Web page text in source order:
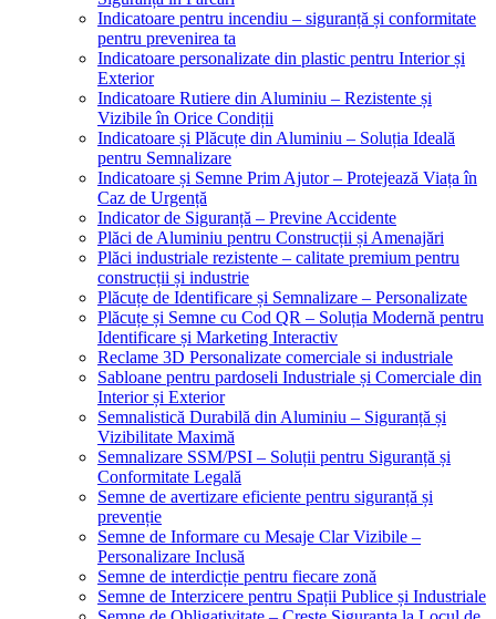
Indicatoare pentru incendiu – siguranță și conformitate
pentru prevenirea ta
Indicatoare personalizate din plastic pentru Interior și
Exterior
Indicatoare Rutiere din Aluminiu – Rezistente și
Vizibile în Orice Condiții
Indicatoare și Plăcuțe din Aluminiu – Soluția Ideală
pentru Semnalizare
Indicatoare și Semne Prim Ajutor – Protejează Viața în
Caz de Urgență
Indicator de Siguranță – Previne Accidente
Plăci de Aluminiu pentru Construcții și Amenajări
Plăci industriale rezistente – calitate premium pentru
construcții și industrie
Plăcuțe de Identificare și Semnalizare – Personalizate
Plăcuțe și Semne cu Cod QR – Soluția Modernă pentru
Identificare și Marketing Interactiv
Reclame 3D Personalizate comerciale si industriale
Sabloane pentru pardoseli Industriale și Comerciale din
Interior și Exterior
Semnalistică Durabilă din Aluminiu – Siguranță și
Vizibilitate Maximă
Semnalizare SSM/PSI – Soluții pentru Siguranță și
Conformitate Legală
Semne de avertizare eficiente pentru siguranță și
prevenție
Semne de Informare cu Mesaje Clar Vizibile –
Personalizare Inclusă
Semne de interdicție pentru fiecare zonă
Semne de Interzicere pentru Spații Publice și Industriale